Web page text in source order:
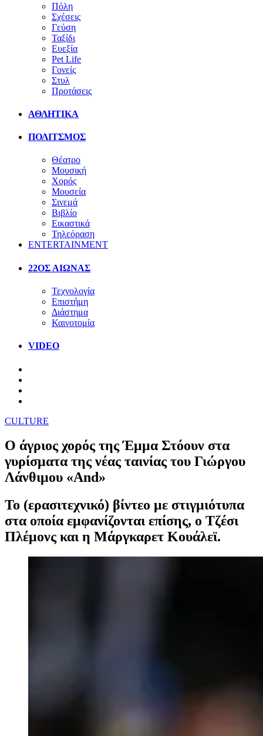
Πόλη
Σχέσεις
Γεύση
Ταξίδι
Ευεξία
Pet Life
Γονείς
Στυλ
Προτάσεις
ΑΘΛΗΤΙΚΑ
ΠΟΛΙΤΣΜΟΣ
Θέατρο
Μουσική
Χορός
Μουσεία
Σινεμά
Βιβλίο
Εικαστικά
Τηλεόραση
ENTERTAINMENT
22ΟΣ ΑΙΩΝΑΣ
Τεχνολογία
Επιστήμη
Διάστημα
Καινοτομία
VIDEO
CULTURE
Ο άγριος χορός της Έμμα Στόουν στα
γυρίσματα της νέας ταινίας του Γιώργου
Λάνθιμου «And»
Το (ερασιτεχνικό) βίντεο με στιγμιότυπα
στα οποία εμφανίζονται επίσης, ο Τζέσι
Πλέμονς και η Μάργκαρετ Κουάλεϊ.